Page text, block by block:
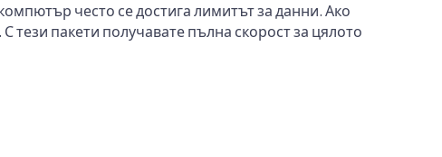
често се достига лимитът за данни. Ако
пакети получавате пълна скорост за цялото